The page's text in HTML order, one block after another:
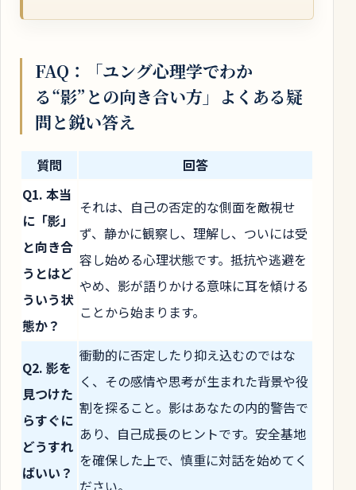
FAQ：「ユング心理学でわか
る“影”との向き合い方」よくある疑
問と鋭い答え
質問
回答
Q1. 本当
に「影」
と向き合
うとはど
ういう状
態か？
それは、自己の否定的な側面を敵視せ
ず、静かに観察し、理解し、ついには受
容し始める心理状態です。抵抗や逃避を
やめ、影が語りかける意味に耳を傾ける
ことから始まります。
Q2. 影を
見つけた
らすぐに
どうすれ
ばいい？
衝動的に否定したり抑え込むのではな
く、その感情や思考が生まれた背景や役
割を探ること。影はあなたの内的警告で
あり、自己成長のヒントです。安全基地
を確保した上で、慎重に対話を始めてく
ださい。